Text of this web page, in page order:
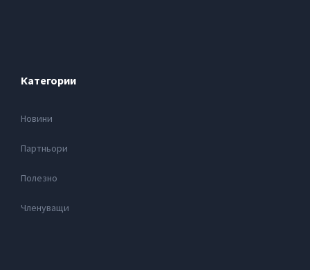
Категории
Новини
Партньори
Полезно
Членуващи